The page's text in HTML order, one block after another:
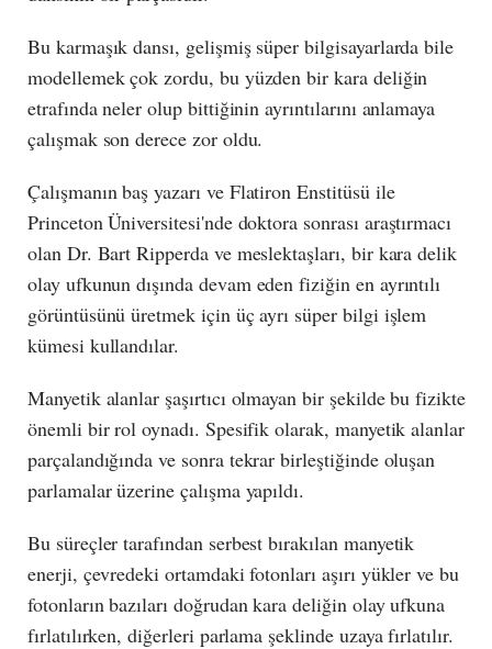
Bu karmaşık dansı, gelişmiş süper bilgisayarlarda bile
modellemek çok zordu, bu yüzden bir kara deliğin
etrafında neler olup bittiğinin ayrıntılarını anlamaya
çalışmak son derece zor oldu.
Çalışmanın baş yazarı ve Flatiron Enstitüsü ile
Princeton Üniversitesi'nde doktora sonrası araştırmacı
olan Dr. Bart Ripperda ve meslektaşları, bir kara delik
olay ufkunun dışında devam eden fiziğin en ayrıntılı
görüntüsünü üretmek için üç ayrı süper bilgi işlem
kümesi kullandılar.
Manyetik alanlar şaşırtıcı olmayan bir şekilde bu fizikte
önemli bir rol oynadı. Spesifik olarak, manyetik alanlar
parçalandığında ve sonra tekrar birleştiğinde oluşan
parlamalar üzerine çalışma yapıldı.
Bu süreçler tarafından serbest bırakılan manyetik
enerji, çevredeki ortamdaki fotonları aşırı yükler ve bu
fotonların bazıları doğrudan kara deliğin olay ufkuna
fırlatılırken, diğerleri parlama şeklinde uzaya fırlatılır.